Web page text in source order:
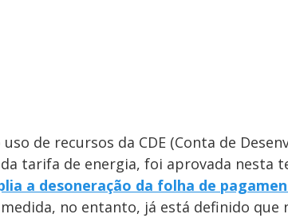
de recursos da CDE (Conta de
tarifa de energia, foi aprovada nesta
a desoneração da folha de
medida, no entanto, já está definido que